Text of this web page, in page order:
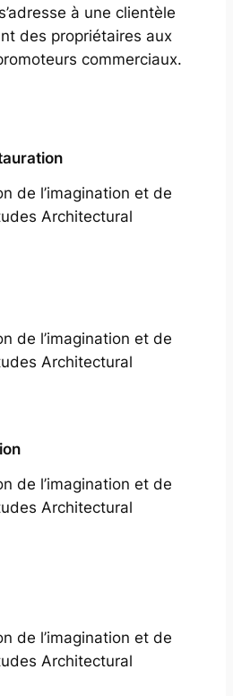
à une clientèle
des propriétaires aux
commerciaux.
de l’imagination et de
Architectural
de l’imagination et de
Architectural
de l’imagination et de
Architectural
de l’imagination et de
Architectural